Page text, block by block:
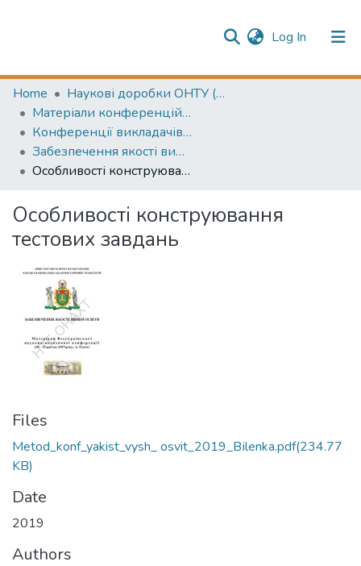
Log In (current)
Communities & Collections
All of Repository
Publication information
Home
Наукові доробки ОНТУ (ONUT scientific researches)
Матеріали конференцій (Conference materials)
Конференції викладачів (Lecturers` conferences)
Забезпечення якості вищої освіти
Особливості конструювання тестових завдань
Особливості конструювання
тестових завдань
Files
Metod_konf_yakist_vysh_ osvit_2019_Bіlenka.pdf(234.77
KB)
Date
2019
Authors